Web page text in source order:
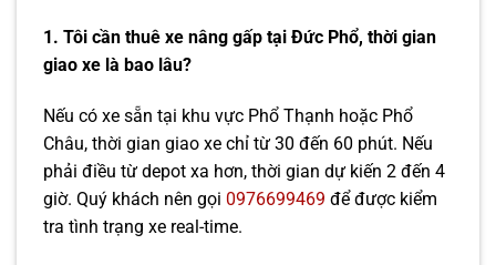
1. Tôi cần thuê xe nâng gấp tại Đức Phổ, thời gian
giao xe là bao lâu?
Nếu có xe sẵn tại khu vực Phổ Thạnh hoặc Phổ
Châu, thời gian giao xe chỉ từ 30 đến 60 phút. Nếu
phải điều từ depot xa hơn, thời gian dự kiến 2 đến 4
giờ. Quý khách nên gọi 0976699469 để được kiểm
tra tình trạng xe real-time.